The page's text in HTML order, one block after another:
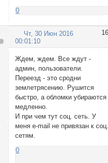
0
16
Чт, 30 Июн 2016
00:01:10
Ждем, ждем. Все ждут -
админ, пользователи.
Переезд - это сродни
землетрясению. Рушится
быстро, а обломки убираются
медленно.
И при чем тут соц. сеть. У
меня е-mail не привязан к
сетям.
0